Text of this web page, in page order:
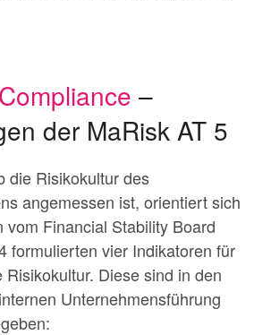
–
der MaRisk AT 5
die Risikokultur des
angemessen ist, orientiert sich
vom Financial Stability Board
formulierten vier Indikatoren für
Diese sind in den
Unternehmensführung